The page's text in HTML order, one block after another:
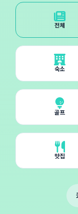
전체
숙소
골프
맛집